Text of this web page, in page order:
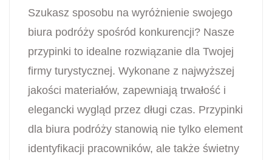
Szukasz sposobu na wyróżnienie swojego
biura podróży spośród konkurencji? Nasze
przypinki to idealne rozwiązanie dla Twojej
firmy turystycznej. Wykonane z najwyższej
jakości materiałów, zapewniają trwałość i
elegancki wygląd przez długi czas. Przypinki
dla biura podróży stanowią nie tylko element
identyfikacji pracowników, ale także świetny